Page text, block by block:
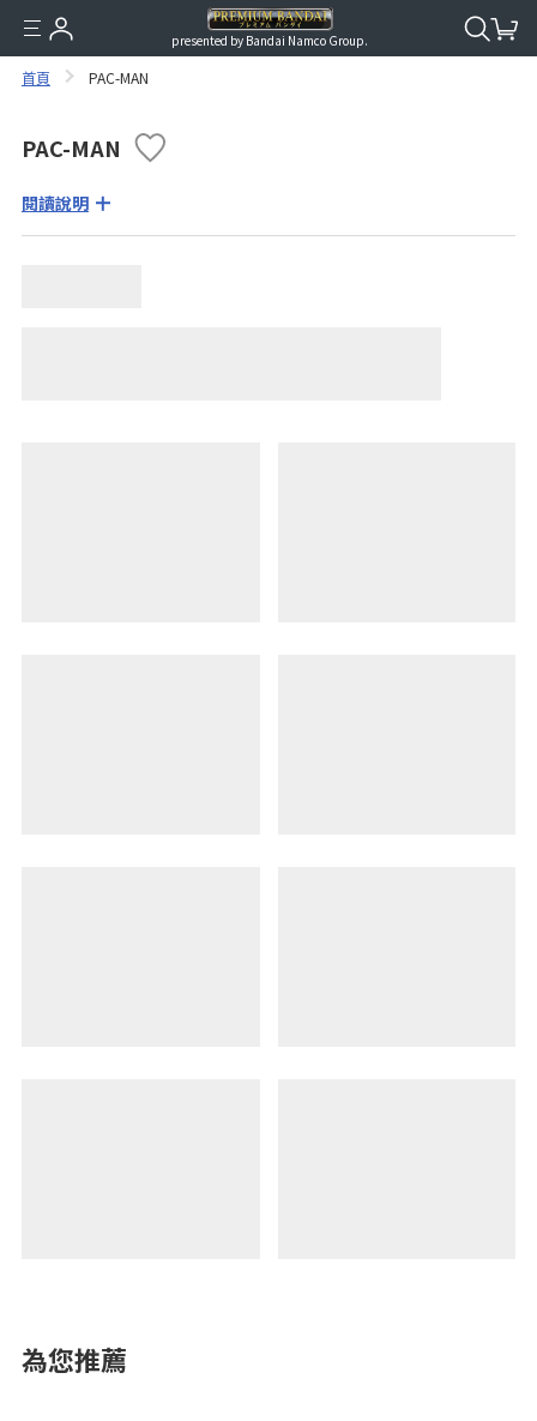
presented by Bandai Namco Group.
首頁 PAC-MAN
PAC-MAN
閱讀說明
為您推薦